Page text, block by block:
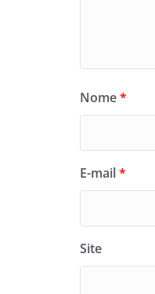
Nome*
E-mail*
Site